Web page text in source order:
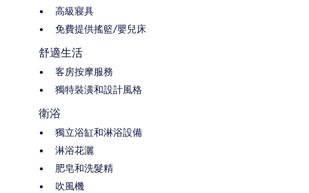
高級寢具
免費提供搖籃/嬰兒床
舒適生活
客房按摩服務
獨特裝潢和設計風格
衛浴
獨立浴缸和淋浴設備
淋浴花灑
肥皂和洗髮精
吹風機